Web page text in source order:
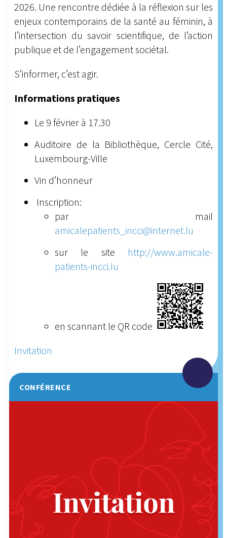
2026. Une rencontre dédiée à la réflexion sur les
enjeux contemporains de la santé au féminin, à
l’intersection du savoir scientifique, de l’action
publique et de l’engagement sociétal.
S’informer, c’est agir.
Informations pratiques
Le 9 février à 17.30
Auditoire de la Bibliothèque, Cercle Cité,
Luxembourg-Ville
Vin d’honneur
Inscription:
par mail
amicalepatients_incci@internet.lu
sur le site http://www.amicale-
patients-incci.lu
en scannant le QR code
Invitation
CONFÉRENCE